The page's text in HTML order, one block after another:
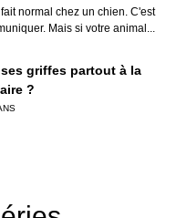
normal chez un chien. C'est
Mais si votre animal...
griffes partout à la
?